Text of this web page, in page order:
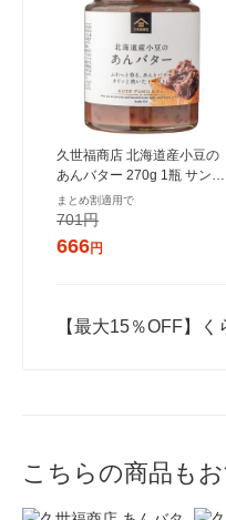
久世福商店 北海道産小豆の
あんバター 270g 1瓶 サンク
ゼール パン ジャム スプレッ
ド
まとめ割適用で
701円
666円
【最大15％OFF】
こちらの商品も